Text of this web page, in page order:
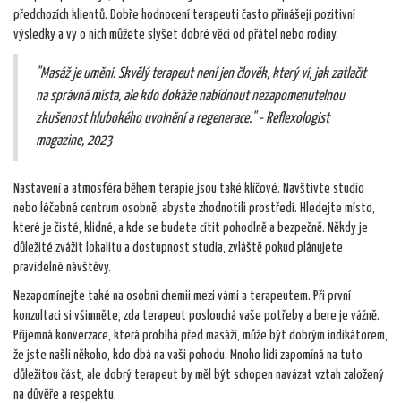
předchozích klientů. Dobře hodnocení terapeuti často přinášejí pozitivní
výsledky a vy o nich můžete slyšet dobré věci od přátel nebo rodiny.
"Masáž je umění. Skvělý terapeut není jen člověk, který ví, jak zatlačit
na správná místa, ale kdo dokáže nabídnout nezapomenutelnou
zkušenost hlubokého uvolnění a regenerace." - Reflexologist
magazine, 2023
Nastavení a atmosféra během terapie jsou také klíčové. Navštivte studio
nebo léčebné centrum osobně, abyste zhodnotili prostředí. Hledejte místo,
které je čisté, klidné, a kde se budete cítit pohodlně a bezpečně. Někdy je
důležité zvážit lokalitu a dostupnost studia, zvláště pokud plánujete
pravidelné návštěvy.
Nezapomínejte také na osobní chemii mezi vámi a terapeutem. Při první
konzultaci si všimněte, zda terapeut poslouchá vaše potřeby a bere je vážně.
Příjemná konverzace, která probíhá před masáží, může být dobrým indikátorem,
že jste našli někoho, kdo dbá na vaši pohodu. Mnoho lidí zapomíná na tuto
důležitou část, ale dobrý terapeut by měl být schopen navázat vztah založený
na důvěře a respektu.